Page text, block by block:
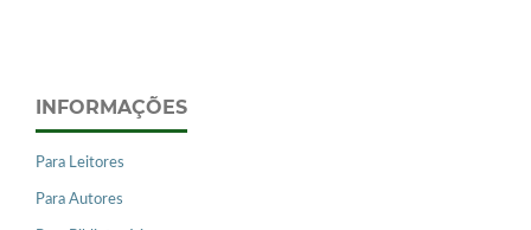
INFORMAÇÕES
Para Leitores
Para Autores